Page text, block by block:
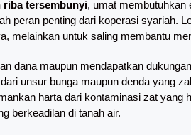
riba tersembunyi, umat membutuhkan
peran penting dari koperasi syariah.
melainkan untuk saling membantu
dana maupun mendapatkan
unsur bunga maupun denda yang
harta dari kontaminasi zat yang
berkeadilan di tanah air.